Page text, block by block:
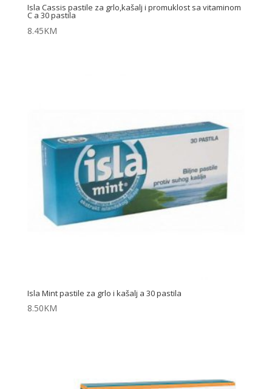
Isla Cassis pastile za grlo,kašalj i promuklost sa vitaminom
C a 30 pastila
8.45KM
Isla Mint pastile za grlo i kašalj a 30 pastila
8.50KM